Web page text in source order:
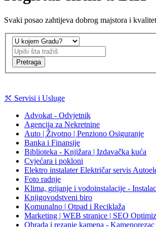
Svaki posao zahtijeva dobrog majstora i
Pretraga
Servisi i Usluge
Advokat - Odvjetnik
Agencija za Nekretnine
Auto | Životno | Penziono Osiguranje
Banka i Finansije
Biblioteka - Knjižara | Izdavačka kuća
Cvjećara i pokloni
Elektro instalater Električar servis
Foto radnje
Klima, grijanje i vodoinstalacije -
Knjigovodstveni biro
Komunalno | Otpad i Reciklaža
Marketing | WEB stranice | SEO
Obrada i rezanje kamena - Kamenorezac